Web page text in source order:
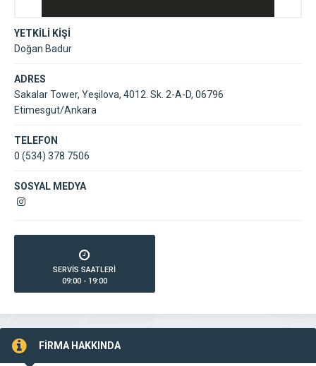
YETKİLİ KİŞİ
Doğan Badur
ADRES
Sakalar Tower, Yeşilova, 4012. Sk. 2-A-D, 06796
Etimesgut/Ankara
TELEFON
0 (534) 378 7506
SOSYAL MEDYA
SERVİS SAATLERİ
09:00 - 19:00
FİRMA HAKKINDA